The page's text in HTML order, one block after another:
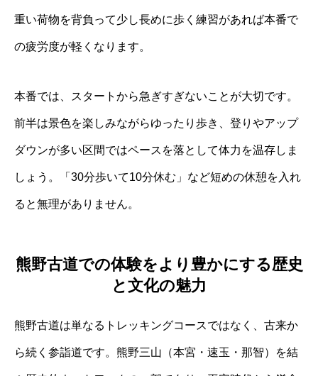
重い荷物を背負って少し長めに歩く練習があれば本番で
の疲労度が軽くなります。
本番では、スタートから急ぎすぎないことが大切です。
前半は景色を楽しみながらゆったり歩き、登りやアップ
ダウンが多い区間ではペースを落として体力を温存しま
しょう。「30分歩いて10分休む」など短めの休憩を入れ
ると無理がありません。
熊野古道での体験をより豊かにする歴史
と文化の魅力
熊野古道は単なるトレッキングコースではなく、古来か
ら続く参詣道です。熊野三山（本宮・速玉・那智）を結